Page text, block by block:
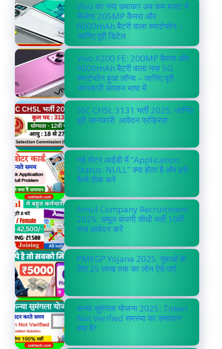
Vivo का नया धमाका! अब कम बजट में
मिलेगा 205MP कैमरा और
6000mAh बैटरी वाला स्मार्टफोन –
जानिए पूरी डिटेल
Vivo X200 FE: 200MP कैमरा और
6000mAh बैटरी वाला नया 5G
स्मार्टफोन हुआ लॉन्च – जानिए पूरी
जानकारी आसान भाषा में
SSC CHSL 3131 भर्ती 2025: जानिए
पूरी जानकारी आवेदन प्रक्रिया
नई वोटर आईडी में “Application
Status: NULL” क्या होता है और इसे
कैसे ठीक करें
Amul Company Recruitment
2025: अमूल कंपनी सीधी भर्ती 10वीं
पास आवेदन करें
PMEGP Yojana 2025: युवाओं के
लिए 25 लाख तक का लोन ऐसे पाएं
कन्या सुमंगला योजना 2025: Token
Not Verified समस्या का समाधान
क्या है?